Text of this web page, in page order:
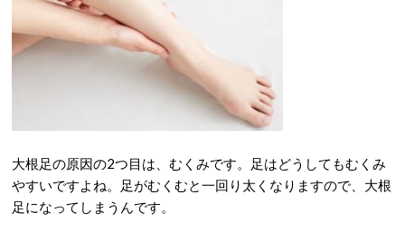
大根足の原因の2つ目は、むくみです。足はどうしてもむくみ
やすいですよね。足がむくむと一回り太くなりますので、大根
足になってしまうんです。